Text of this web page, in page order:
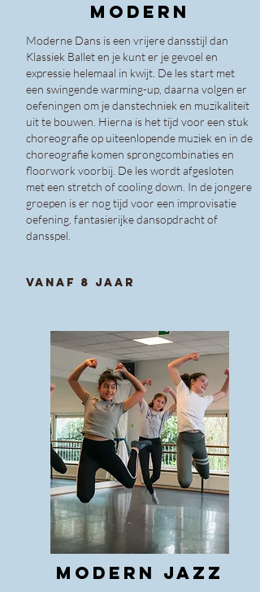
MODERN
Moderne Dans is een vrijere dansstijl dan
Klassiek Ballet en je kunt er je gevoel en
expressie helemaal in kwijt. De les start met
een swingende warming-up, daarna volgen er
oefeningen om je danstechniek en muzikaliteit
uit te bouwen. Hierna is het tijd voor een stuk
choreografie op uiteenlopende muziek en in de
choreografie komen sprongcombinaties en
floorwork voorbij. De les wordt afgesloten
met een stretch of cooling down. In de jongere
groepen is er nog tijd voor een improvisatie
oefening, fantasierijke dansopdracht of
dansspel.
vanaf 8 jaar
Modern Jazz